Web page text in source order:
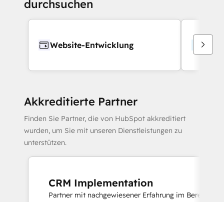
durchsuchen
Website-Entwicklung
Akkreditierte Partner
Finden Sie Partner, die von HubSpot akkreditiert
wurden, um Sie mit unseren Dienstleistungen zu
unterstützen.
CRM Implementation
Partner mit nachgewiesener Erfahrung im